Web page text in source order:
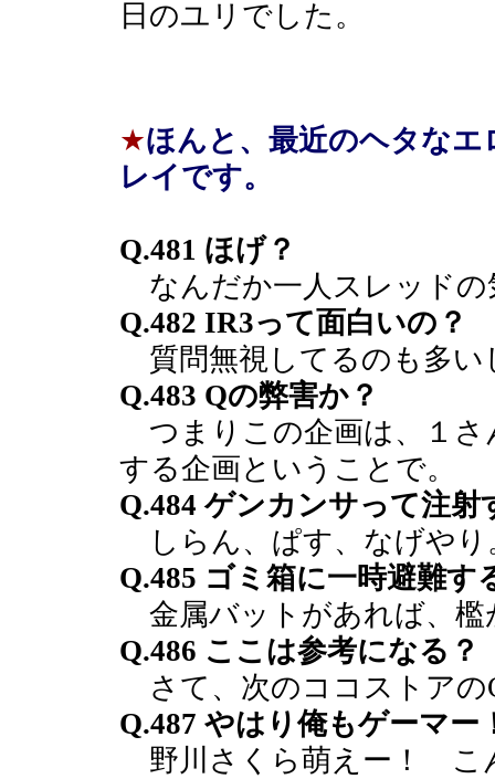
日のユリでした。
★ほんと、最近のヘタな
レイです。
Q.481 ほげ？
なんだか一人スレッドの
Q.482 IR3って面白いの？
質問無視してるのも多い
Q.483 Qの弊害か？
つまりこの企画は、１さ
する企画ということで。
Q.484 ゲンカンサって注射
しらん、ぱす、なげやり
Q.485 ゴミ箱に一時避難す
金属バットがあれば、檻
Q.486 ここは参考になる？
さて、次のココストアの
Q.487 やはり俺もゲーマー
野川さくら萌えー！ こ